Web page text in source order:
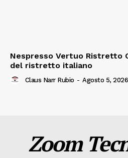
Nespresso Vertuo Ristretto
del ristretto italiano
Claus Narr Rubio - Agosto 5, 2026
Zoom